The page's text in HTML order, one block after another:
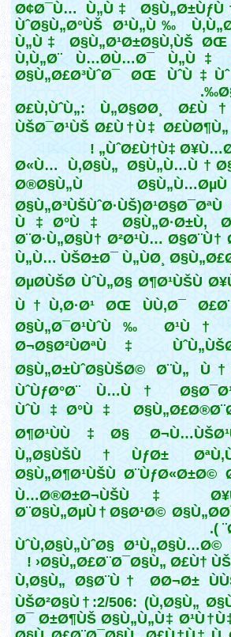
Ø¢Ø¯Ù… Ù„Ù‡
ÙˆØ§Ù„Ø°ÙŠ Ø¹Ù„Ù‰
Ù„Ù‡ Ø§Ù„Ø¹Ø±Ø§Ù‚ÙŠ ØŒ
Ù‚Ù„Ø¨ Ù…Ø­Ù…Ø¯ Ù„Ù‡
Ø§Ù„Ø£Ø³ÙˆØ¯ ØŒ
Ø£Ù‚ÙˆÙ„: Ù„Ø§Ø­Ø¸
ÙŠØ¯Ø¹ÙŠ Ø£Ù†Ù‡
ÙˆØ£Ù†Ù‡
Ø«Ù… Ù‚Ø§Ù„
Ø®Ø§Ù„Ù
Ù‡Ø°Ù‡ Ø§Ù„Ø·Ø±Ù‚
Ø¨Ø·Ù„Ø§Ù† Ø²Ø¹Ù…
Ù„Ù… ÙŠØ±Ø¯ Ù„ÙØ¸
ØµØ­ÙŠØ­ ÙˆÙ„Ø§ Ø¶Ø¹ÙŠÙ
Ù†Ù‚Ø·Ø¹ ØŒ ÙÙ‚Ø¯
Ø§Ù„Ø¯Ø¹ÙˆÙ‰ Ø¹Ù†
Ø¬Ø§Ø²ÙØªÙ‡
Ø§Ù„Ø±ÙˆØ§ÙŠØ© Ø¨Ù„
ÙˆÙƒØ°Ø¨ Ù…Ù†
ÙˆÙ‡Ø°Ù‡
Ø¶Ø¹ÙÙ‡Ø§
Ù„Ø§ÙŠÙ†ÙƒØ±
Ø§Ù„Ø¶Ø¹ÙŠÙ Ø¨ÙƒØ«Ø±Ø©
Ù…Ø®Ø±Ø¬ÙŠÙ‡
Ø¨Ø§Ù„ØµÙ†Ø§Ø¹Ø©
ÙˆÙ‚Ø§Ù„ÙˆØ§
Ø§Ù„Ø£Ø¨Ø¯Ø§Ù„ Ø£Ù†
Ù‚Ø§Ù„ Ø§Ø¨Ù† Ø­Ø¬Ø±
ÙŠØ²Ø§Ù†:2/506: (Ù‚Ø§Ù„
Ø¯ Ø±Ø¶ÙŠ Ø§Ù„Ù„Ù‡